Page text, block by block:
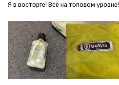
Я в восторге! Всё на топовом уровне!